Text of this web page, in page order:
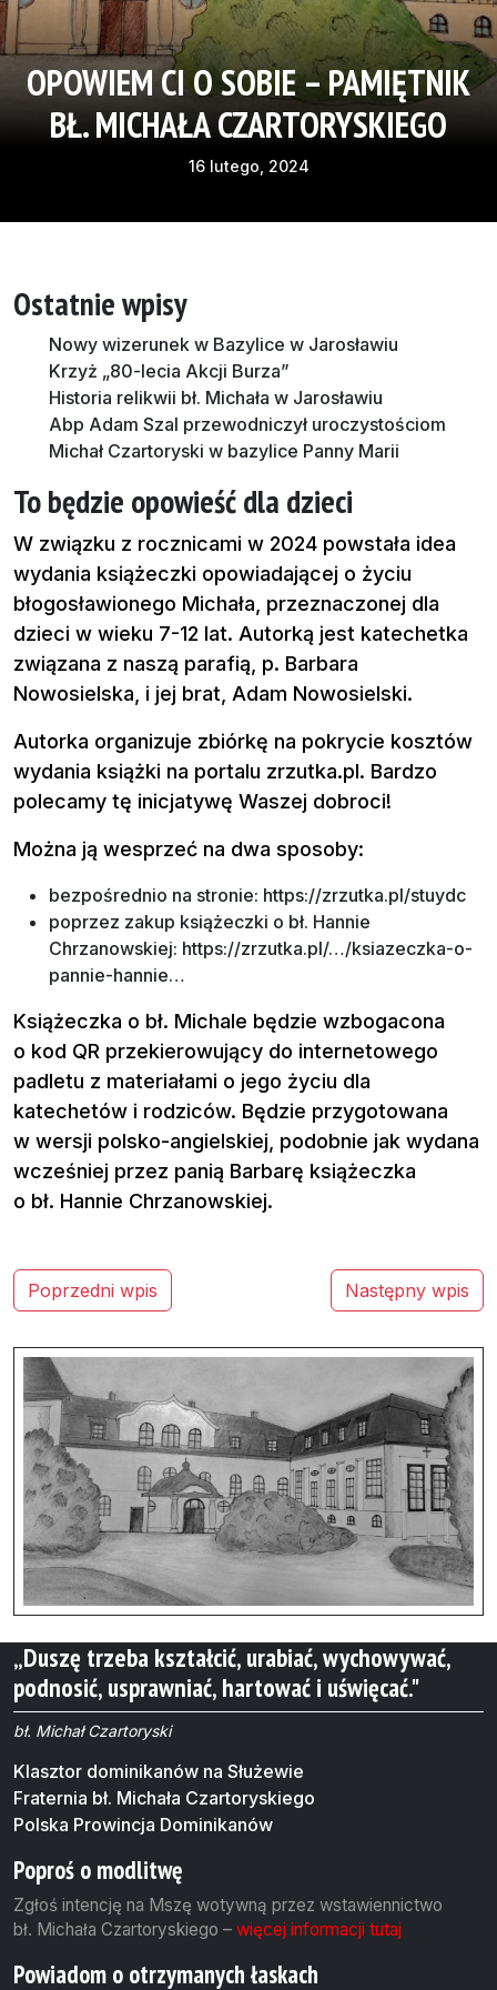
OPOWIEM CI O SOBIE – PAMIĘTNIK
BŁ. MICHAŁA CZARTORYSKIEGO
16 lutego, 2024
To będzie opowieść dla dzieci
W związku z rocznicami w 2024 powstała idea
wydania książeczki opowiadającej o życiu
błogosławionego Michała, przeznaczonej dla
dzieci w wieku 7-12 lat. Autorką jest katechetka
związana z naszą parafią, p. Barbara
Nowosielska, i jej brat, Adam Nowosielski.
Autorka organizuje zbiórkę na pokrycie kosztów
wydania książki na portalu zrzutka.pl. Bardzo
polecamy tę inicjatywę Waszej dobroci!
Można ją wesprzeć na dwa sposoby:
bezpośrednio na stronie: https://zrzutka.pl/stuydc
poprzez zakup książeczki o bł. Hannie
Chrzanowskiej: https://zrzutka.pl/…/ksiazeczka-o-
pannie-hannie…
Książeczka o bł. Michale będzie wzbogacona
o kod QR przekierowujący do internetowego
padletu z materiałami o jego życiu dla
katechetów i rodziców. Będzie przygotowana
w wersji polsko-angielskiej, podobnie jak wydana
wcześniej przez panią Barbarę książeczka
o bł. Hannie Chrzanowskiej.
N
a
w
g
a
a
w
p
i
s
u
Poprzedni wpis Następny wpis
Ostatnie wpisy
Nowy wizerunek w Bazylice w Jarosławiu
Krzyż „80-lecia Akcji Burza”
Historia relikwii bł. Michała w Jarosławiu
Abp Adam Szal przewodniczył uroczystościom
Michał Czartoryski w bazylice Panny Marii
„Duszę trzeba kształcić, urabiać, wychowywać,
podnosić, usprawniać, hartować i uświęcać."
bł. Michał Czartoryski
Klasztor dominikanów na Służewie
Fraternia bł. Michała Czartoryskiego
Polska Prowincja Dominikanów
Poproś o modlitwę
Zgłoś intencję na Mszę wotywną przez wstawiennictwo
bł. Michała Czartoryskiego – więcej informacji tutaj
Powiadom o otrzymanych łaskach